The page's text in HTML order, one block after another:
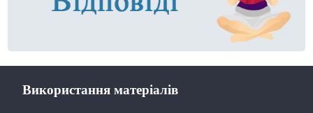
Використання матеріалів